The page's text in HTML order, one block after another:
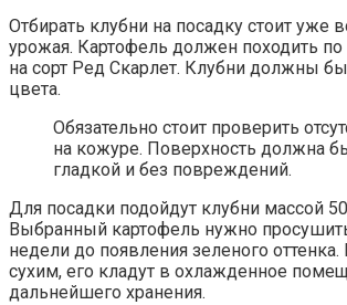
Отбирать клубни на посадку стоит уже
урожая. Картофель должен походить
на сорт Ред Скарлет. Клубни должны
цвета.
Обязательно стоит проверить
на кожуре. Поверхность должна
гладкой и без повреждений.
Для посадки подойдут клубни массой
Выбранный картофель нужно
недели до появления зеленого
сухим, его кладут в охлажденное
дальнейшего хранения.